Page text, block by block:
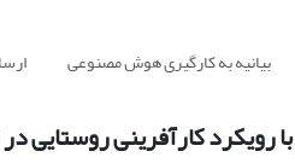
بیانیه به کارگیری هوش مصنوعی
رویکرد کارآفرینی روستایی